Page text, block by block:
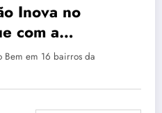
Inova no
com a
do Bem™
Bem em 16 bairros da